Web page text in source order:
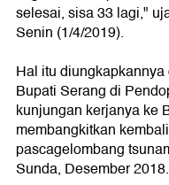
selesai, sisa 33 lagi,"
Senin (1/4/2019).
Hal itu
Bupati Serang di
kunjungan kerjanya ke
membangkitkan
pascagelombang
Sunda, Desember 2018.